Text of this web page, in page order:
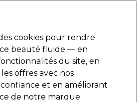
Se connecter
Coiffure Electro et Matériel
et délais
lire la suite
cookies pour rendre
beauté fluide — en
du site, en
offres avec nos
et en améliorant
de notre marque.